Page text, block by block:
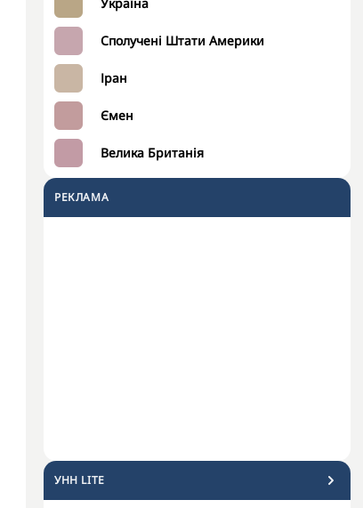
Сполучені Штати Америки
Іран
Ємен
Велика Британія
РЕКЛАМА
УНН LITE